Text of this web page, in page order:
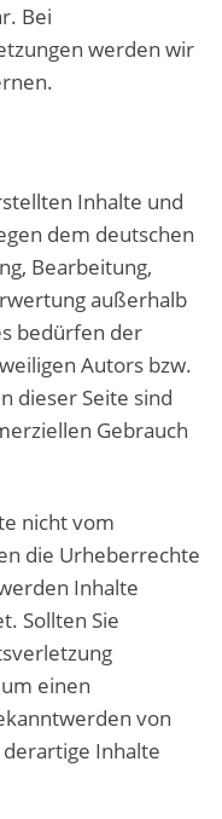
Bei
werden wir
Inhalte und
dem deutschen
Bearbeitung,
außerhalb
bedürfen der
Autors bzw.
dieser Seite sind
Gebrauch
nicht vom
die Urheberrechte
Inhalte
Sollten Sie
einen
von
Inhalte